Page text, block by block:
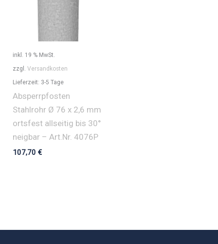
inkl. 19 % MwSt.
zzgl.Versandkosten
Lieferzeit: 3-5 Tage
Absperrpfosten
Stahlrohr Ø 76 x 2,6 mm
ortsfest allseitig bis 30°
neigbar – Art.Nr. 4076P
107,70€